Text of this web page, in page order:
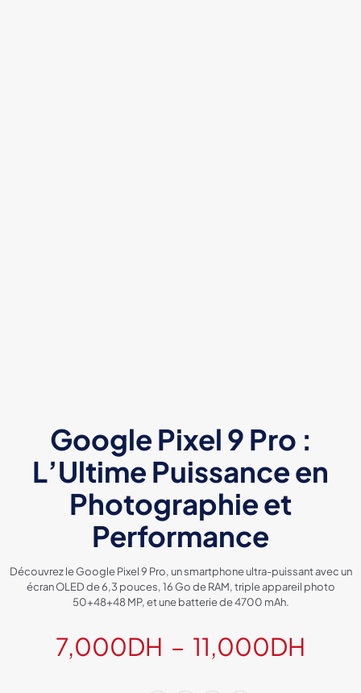
Google Pixel 9 Pro :
L’Ultime Puissance en
Photographie et
Performance
Découvrez le Google Pixel 9 Pro, un smartphone ultra-puissant avec un
écran OLED de 6,3 pouces, 16 Go de RAM, triple appareil photo
50+48+48 MP, et une batterie de 4700 mAh.
7,000DH – 11,000DH